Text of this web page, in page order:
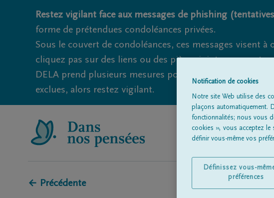
Restez vigilant face aux messages de phishing
forme de prétendues condoléances privées.
Sous le couvert de condoléances, ces messages visent
cliquez pas sur des liens ou des pièces jointes suspects
DELA prend plusieurs mesures pour éviter cela.
exclues, alors restez vigilant.
← Précédente
Notification de cookies
Notre site Web utilise des
plaçons automatiquement.
fonctionnalités; nous vous
cookies », vous acceptez le
définir vous-même vos
Définissez vous-
préférences